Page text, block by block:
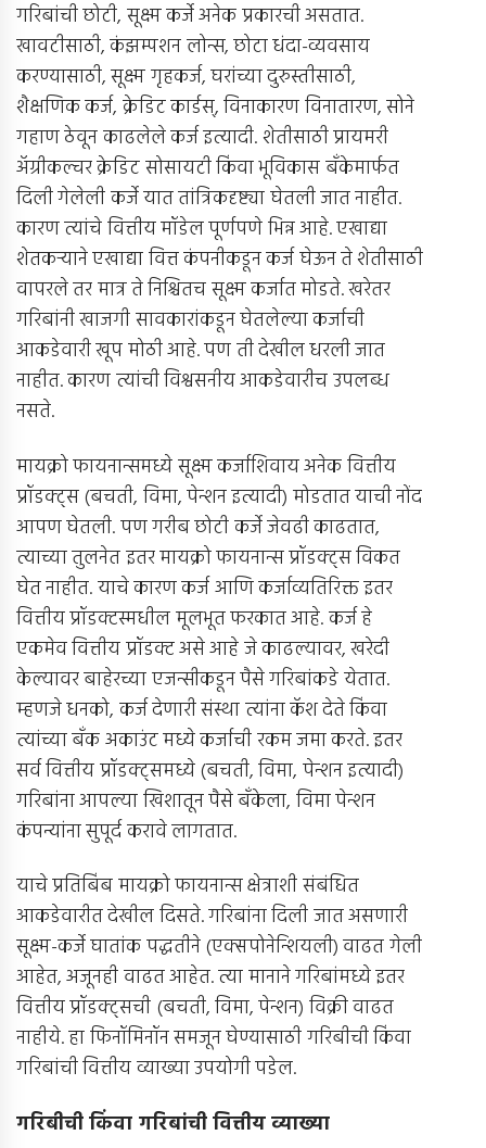
गरिबांची छोटी, सूक्ष्म कर्जे अनेक प्रकारची असतात.
खावटीसाठी, कंझम्पशन लोन्स, छोटा धंदा-व्यवसाय
करण्यासाठी, सूक्ष्म गृहकर्ज, घरांच्या दुरुस्तीसाठी,
शैक्षणिक कर्ज, क्रेडिट कार्डस्, विनाकारण विनातारण, सोने
गहाण ठेवून काढलेले कर्ज इत्यादी. शेतीसाठी प्रायमरी
अ‍ॅग्रीकल्चर क्रेडिट सोसायटी किंवा भूविकास बँकेमार्फत
दिली गेलेली कर्जे यात तांत्रिकदृष्ट्या घेतली जात नाहीत.
कारण त्यांचे वित्तीय मॉडेल पूर्णपणे भिन्न आहे. एखाद्या
शेतकर्‍याने एखाद्या वित्त कंपनीकडून कर्ज घेऊन ते शेतीसाठी
वापरले तर मात्र ते निश्चितच सूक्ष्म कर्जात मोडते. खरेतर
गरिबांनी खाजगी सावकारांकडून घेतलेल्या कर्जाची
आकडेवारी खूप मोठी आहे. पण ती देखील धरली जात
नाहीत. कारण त्यांची विश्वसनीय आकडेवारीच उपलब्ध
नसते.
मायक्रो फायनान्समध्ये सूक्ष्म कर्जाशिवाय अनेक वित्तीय
प्रॉडक्ट्स (बचती, विमा, पेन्शन इत्यादी) मोडतात याची नोंद
आपण घेतली. पण गरीब छोटी कर्जे जेवढी काढतात,
त्याच्या तुलनेत इतर मायक्रो फायनान्स प्रॉडक्ट्स विकत
घेत नाहीत. याचे कारण कर्ज आणि कर्जाव्यतिरिक्त इतर
वित्तीय प्रॉडक्टस्मधील मूलभूत फरकात आहे. कर्ज हे
एकमेव वित्तीय प्रॉडक्ट असे आहे जे काढल्यावर, खरेदी
केल्यावर बाहेरच्या एजन्सीकडून पैसे गरिबांकडे येतात.
म्हणजे धनको, कर्ज देणारी संस्था त्यांना कॅश देते किंवा
त्यांच्या बँक अकाउंट मध्ये कर्जाची रकम जमा करते. इतर
सर्व वित्तीय प्रॉडक्ट्समध्ये (बचती, विमा, पेन्शन इत्यादी)
गरिबांना आपल्या खिशातून पैसे बँकेला, विमा पेन्शन
कंपन्यांना सुपूर्द करावे लागतात.
याचे प्रतिबिंब मायक्रो फायनान्स क्षेत्राशी संबंधित
आकडेवारीत देखील दिसते. गरिबांना दिली जात असणारी
सूक्ष्म-कर्जे घातांक पद्धतीने (एक्सपोनेन्शियली) वाढत गेली
आहेत, अजूनही वाढत आहेत. त्या मानाने गरिबांमध्ये इतर
वित्तीय प्रॉडक्ट्सची (बचती, विमा, पेन्शन) विक्री वाढत
नाहीये. हा फिनॉमिनॉन समजून घेण्यासाठी गरिबीची किंवा
गरिबांची वित्तीय व्याख्या उपयोगी पडेल.
गरिबीची किंवा गरिबांची वित्तीय व्याख्या